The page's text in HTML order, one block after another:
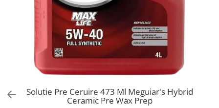
Bord | Plastice Interioare
Parfumuri | Odorizante
CEARA | SEALANT | TRATAMENTE
PROTECTIE | COATING CERAMIC
POLISH | SLEFUIRE | BURETI
ACCESORII | ECHIPAMENTE |
Solutie Pre Ceruire 473 Ml Meguiar's Hybrid
Ceramic Pre Wax Prep